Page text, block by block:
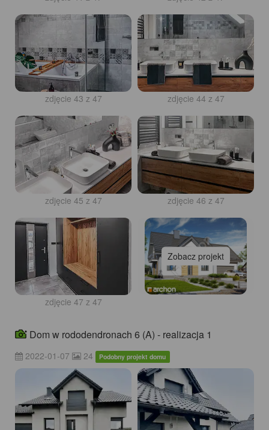
zdjęcie 43 z 47 zdjęcie 44 z 47
zdjęcie 45 z 47 zdjęcie 46 z 47
zdjęcie 47 z 47
Zobacz projekt
Dom w rododendronach 6 (A) - realizacja 1
2022-01-07 24 Podobny projekt domu